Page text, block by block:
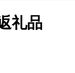
礼品